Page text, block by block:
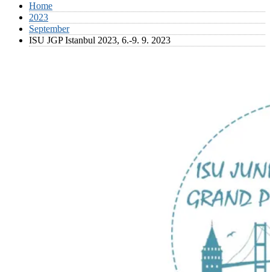
Home
2023
September
ISU JGP Istanbul 2023, 6.-9. 9. 2023